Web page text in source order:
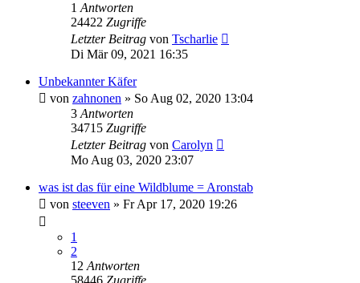
1 Antworten
24422 Zugriffe
Letzter Beitrag von Tscharlie
Di Mär 09, 2021 16:35
Unbekannter Käfer
von zahnonen » So Aug 02, 2020 13:04
3 Antworten
34715 Zugriffe
Letzter Beitrag von Carolyn
Mo Aug 03, 2020 23:07
was ist das für eine Wildblume = Aronstab
von steeven » Fr Apr 17, 2020 19:26
1
2
12 Antworten
58446 Zugriffe